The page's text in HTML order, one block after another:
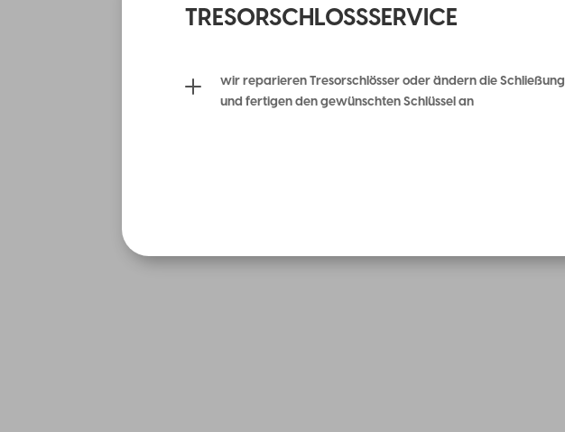
TRESORSCHLOSSSERVICE
L
wir reparieren Tresorschlösser oder ändern die Schließung
und fertigen den gewünschten Schlüssel an